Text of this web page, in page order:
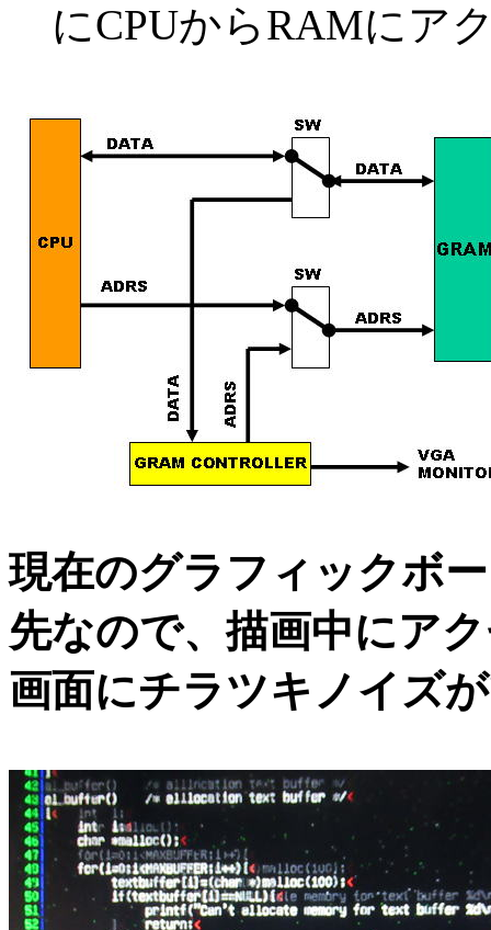
にCPUからRAMにア
現在のグラフィックボ
先なので、描画中にア
画面にチラツキノイズ